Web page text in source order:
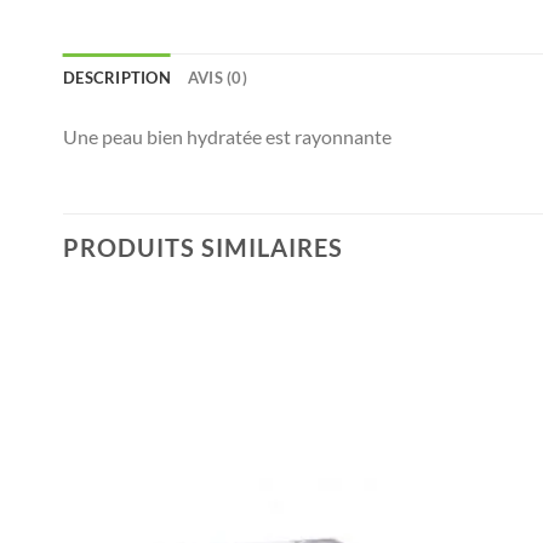
DESCRIPTION AVIS (0)
Une peau bien hydratée est rayonnante
PRODUITS SIMILAIRES